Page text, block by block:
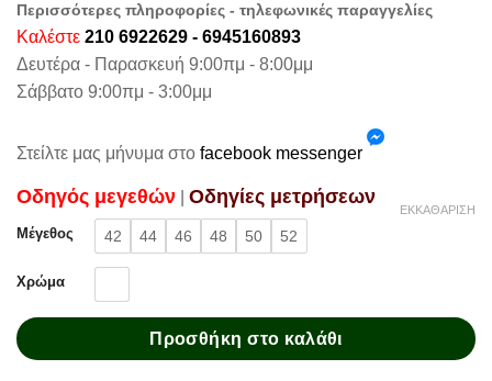
Περισσότερες πληροφορίες - τηλεφωνικές παραγγελίες
Καλέστε 210 6922629 - 6945160893
Δευτέρα - Παρασκευή 9:00πμ - 8:00μμ
Σάββατο 9:00πμ - 3:00μμ
Στείλτε μας μήνυμα στο facebook messenger
Oδηγός μεγεθών Oδηγίες μετρήσεων
Μέγεθος 42 44 46 48 50 52
Χρώμα
ΕΚΚΑΘΆΡΙΣΗ
Προσθήκη στο καλάθι